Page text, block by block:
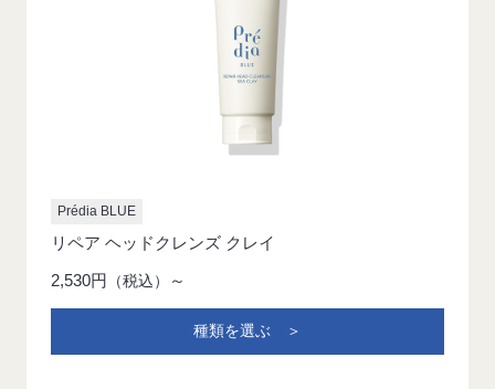
Prédia BLUE
リペア ヘッドクレンズ クレイ
2,530円 （税込） ～
種類を選ぶ ＞